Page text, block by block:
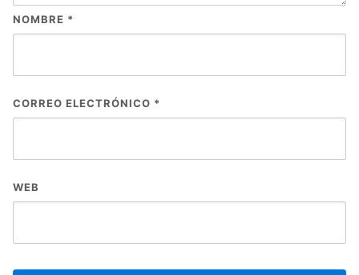
NOMBRE *
CORREO ELECTRÓNICO *
WEB